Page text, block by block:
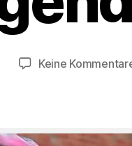
Keine